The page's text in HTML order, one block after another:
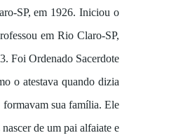
SP, em 1926. Iniciou o
em Rio Claro-SP,
Foi Ordenado Sacerdote
o atestava quando dizia
formavam sua família. Ele
de um pai alfaiate e